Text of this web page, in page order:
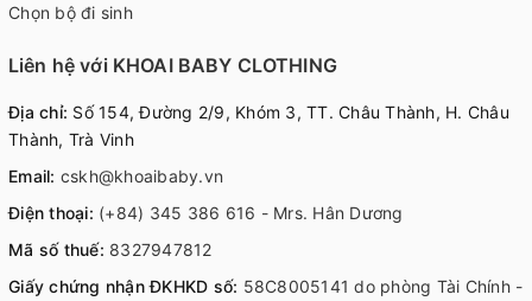
Chọn bộ đi sinh
Liên hệ với KHOAI BABY CLOTHING
Địa chỉ: Số 154, Đường 2/9, Khóm 3, TT. Châu Thành, H. Châu
Thành, Trà Vinh
Email: cskh@khoaibaby.vn
Điện thoại: (+84) 345 386 616 - Mrs. Hân Dương
Mã số thuế: 8327947812
Giấy chứng nhận ĐKHKD số: 58C8005141 do phòng Tài Chính -